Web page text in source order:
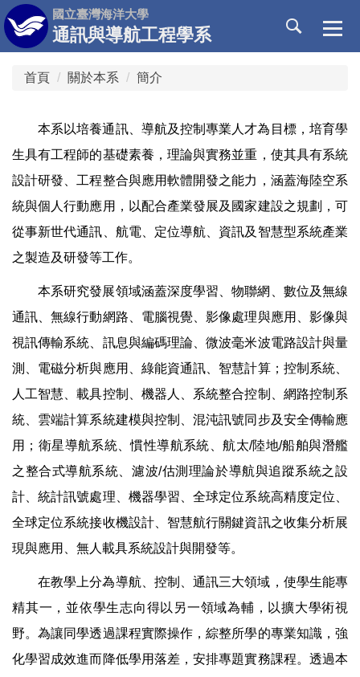
跳
到
主
要
國立臺灣海洋大學
通訊與導航工程學系
首頁 關於本系 簡介
本系以培養通訊、導航及控制專業人才為目標，培育學
生具有工程師的基礎素養，理論與實務並重，使其具有系統
設計研發、工程整合與應用軟體開發之能力，涵蓋海陸空系
統與個人行動應用，以配合產業發展及國家建設之規劃，可
從事新世代通訊、航電、定位導航、資訊及智慧型系統產業
之製造及研發等工作。
本系研究發展領域涵蓋深度學習、物聯網、數位及無線
通訊、無線行動網路、電腦視覺、影像處理與應用、影像與
視訊傳輸系統、訊息與編碼理論、微波毫米波電路設計與量
測、電磁分析與應用、綠能資通訊、智慧計算；控制系統、
人工智慧、載具控制、機器人、系統整合控制、網路控制系
統、雲端計算系統建模與控制、混沌訊號同步及安全傳輸應
用；衛星導航系統、慣性導航系統、航太/陸地/船舶與潛艦
之整合式導航系統、濾波/估測理論於導航與追蹤系統之設
計、統計訊號處理、機器學習、全球定位系統高精度定位、
全球定位系統接收機設計、智慧航行關鍵資訊之收集分析展
現與應用、無人載具系統設計與開發等。
在教學上分為導航、控制、通訊三大領域，使學生能專
精其一，並依學生志向得以另一領域為輔，以擴大學術視
野。為讓同學透過課程實際操作，綜整所學的專業知識，強
化學習成效進而降低學用落差，安排專題實務課程。透過本